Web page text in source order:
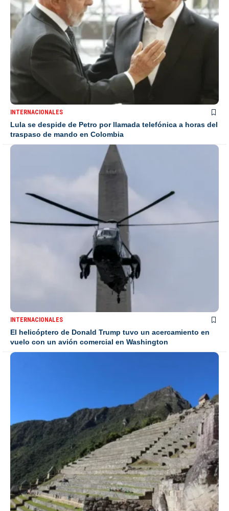
INTERNACIONALES
Lula se despide de Petro por llamada telefónica a horas del
traspaso de mando en Colombia
INTERNACIONALES
El helicóptero de Donald Trump tuvo un acercamiento en
vuelo con un avión comercial en Washington